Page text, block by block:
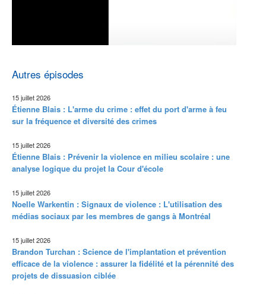
Autres épisodes
15 juillet 2026
Étienne Blais : L'arme du crime : effet du port d'arme à feu
sur la fréquence et diversité des crimes
15 juillet 2026
Étienne Blais : Prévenir la violence en milieu scolaire : une
analyse logique du projet la Cour d'école
15 juillet 2026
Noelle Warkentin : Signaux de violence : L'utilisation des
médias sociaux par les membres de gangs à Montréal
15 juillet 2026
Brandon Turchan : Science de l'implantation et prévention
efficace de la violence : assurer la fidélité et la pérennité des
projets de dissuasion ciblée